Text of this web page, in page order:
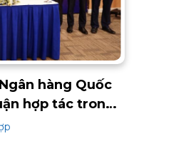
hàng Quốc
hợp tác trong
tại Việt Nam